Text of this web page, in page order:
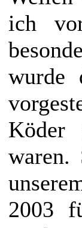
ich
wurde
Köder
waren.
2003